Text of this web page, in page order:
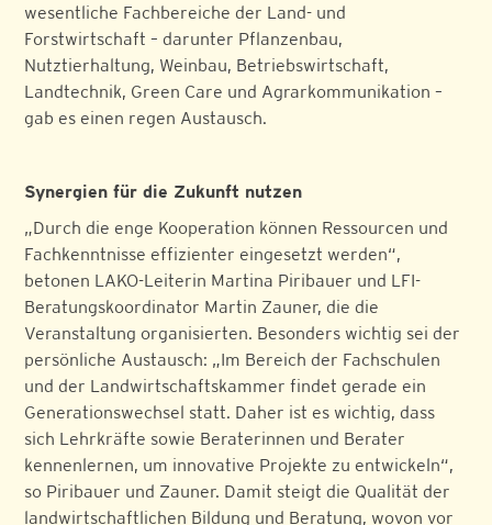
wesentliche Fachbereiche der Land- und
Forstwirtschaft – darunter Pflanzenbau,
Nutztierhaltung, Weinbau, Betriebswirtschaft,
Landtechnik, Green Care und Agrarkommunikation –
gab es einen regen Austausch.
Synergien für die Zukunft nutzen
„Durch die enge Kooperation können Ressourcen und
Fachkenntnisse effizienter eingesetzt werden“,
betonen LAKO-Leiterin Martina Piribauer und LFI-
Beratungskoordinator Martin Zauner, die die
Veranstaltung organisierten. Besonders wichtig sei der
persönliche Austausch: „Im Bereich der Fachschulen
und der Landwirtschaftskammer findet gerade ein
Generationswechsel statt. Daher ist es wichtig, dass
sich Lehrkräfte sowie Beraterinnen und Berater
kennenlernen, um innovative Projekte zu entwickeln“,
so Piribauer und Zauner. Damit steigt die Qualität der
landwirtschaftlichen Bildung und Beratung, wovon vor